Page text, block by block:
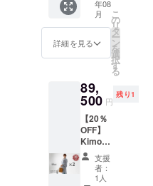
月以降
になる
事が見
込まれ
ンをお
選び下
さい==
・サイ
ズ：XS
/ S / M /
L ＝＝
＝＝＝
＝＝＝
リター
ンが最
速のお
届けと
ン売り
切れた
後にリ
ターン
が追加
された
場合は
生地の
生産期
たり定
110,000
円
→88,00
0円 + 送
円 ・税
込み、
送料込
み価格
・カ
ラー：
ブラッ
ク、ブ
ラック
年08
月
詳細を見る
こ
の
リ
タ
ー
ン
を
選
択
す
る
89,
500 円
残り1
【20％
OFF】
Kimono
Gown 2
着セッ
ト (ブ
支援
者：
1人